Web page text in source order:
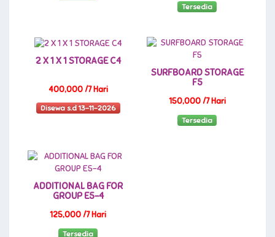
Tersedia
2 X 1 X 1 STORAGE C4
400,000 /7 Hari
Disewa s.d 13-11-2026
SURFBOARD STORAGE
F5
150,000 /7 Hari
Tersedia
ADDITIONAL BAG FOR
GROUP E5-4
125,000 /7 Hari
Tersedia